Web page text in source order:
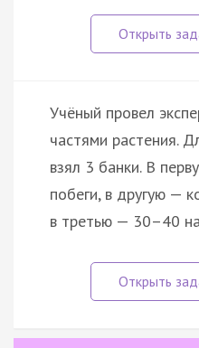
Учёный провел
частями растения.
взял 3 банки. В
побеги, в другую —
в третью — 30–40